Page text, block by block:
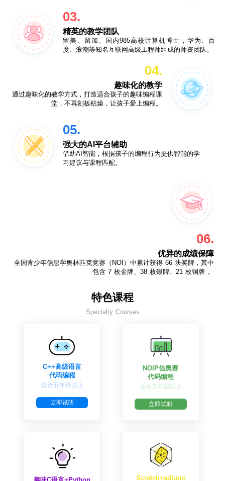
03.
精英的教学团队
留美、留加、国内985高校计算机博士，华为、百
度、浪潮等知名互联网高级工程师组成的师资团队。
04.
趣味化的教学
通过趣味化的教学方式，打造适合孩子的趣味编程课
堂，不再刻板枯燥，让孩子爱上编程。
05.
强大的AI平台辅助
借助AI智能，根据孩子的编程行为提供智能的学
习建议与课程匹配。
06.
优异的成绩保障
全国青少年信息学奥林匹克竞赛（NOI）中累计获得 66 块奖牌，其中
包含 7 枚金牌、38 枚银牌、21 枚铜牌 。
特色课程
Specialty Courses
C++高级语言
代码编程
适合五年级以上
立即试听
NOIP信奥赛
代码编程
适合五年级以上
立即试听
Scratch+adiuno